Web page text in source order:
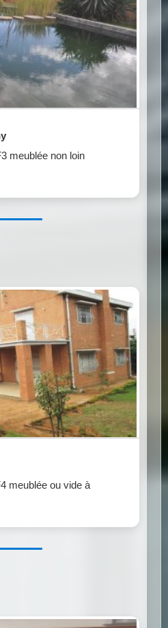
meublée non loin
meublée ou vide à